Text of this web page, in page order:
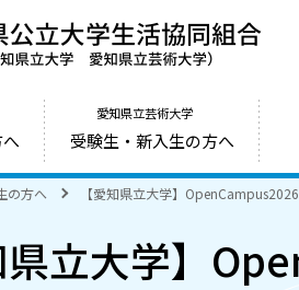
愛知県立芸術大学
受験生・新入生の方へ
の方へ 【愛知県立大学】
県立大学】